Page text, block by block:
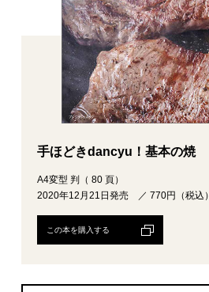
手ほどきdancyu！基本の焼
A4変型 判（ 80 頁）
2020年12月21日発売 ／ 770円（税込）
この本を購入する